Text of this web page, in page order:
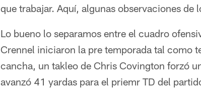
que trabajar. Aquí, algunas observaciones de
Lo bueno lo separamos entre el cuadro
Crennel iniciaron la pre temporada tal como
cancha, un takleo de Chris Covington forzó
avanzó 41 yardas para el priemr TD del